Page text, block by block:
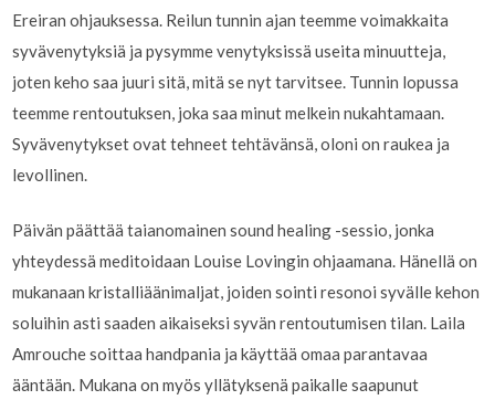
Ereiran ohjauksessa. Reilun tunnin ajan teemme voimakkaita
syvävenytyksiä ja pysymme venytyksissä useita minuutteja,
joten keho saa juuri sitä, mitä se nyt tarvitsee. Tunnin lopussa
teemme rentoutuksen, joka saa minut melkein nukahtamaan.
Syvävenytykset ovat tehneet tehtävänsä, oloni on raukea ja
levollinen.
Päivän päättää taianomainen sound healing -sessio, jonka
yhteydessä meditoidaan Louise Lovingin ohjaamana. Hänellä on
mukanaan kristalliäänimaljat, joidensointi resonoi syvälle kehon
soluihin asti saaden aikaiseksi syvän rentoutumisen tilan. Laila
Amrouche soittaa handpania ja käyttää omaa parantavaa
ääntään. Mukana on myös yllätyksenä paikalle saapunut